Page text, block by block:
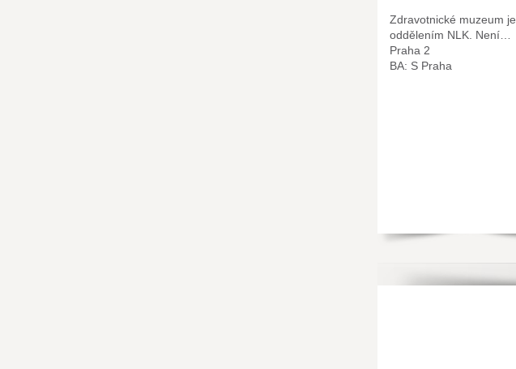
Zdravotnické muzeum je
oddělením NLK. Není…
Praha 2
BA: S Praha